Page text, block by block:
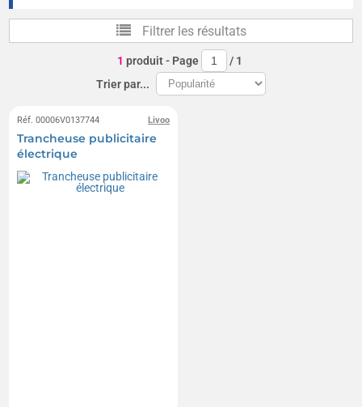
Filtrer les résultats
1 produit- Page / 1
Trier par...
Livoo
Réf. 00006V0137744
Trancheuse publicitaire
électrique